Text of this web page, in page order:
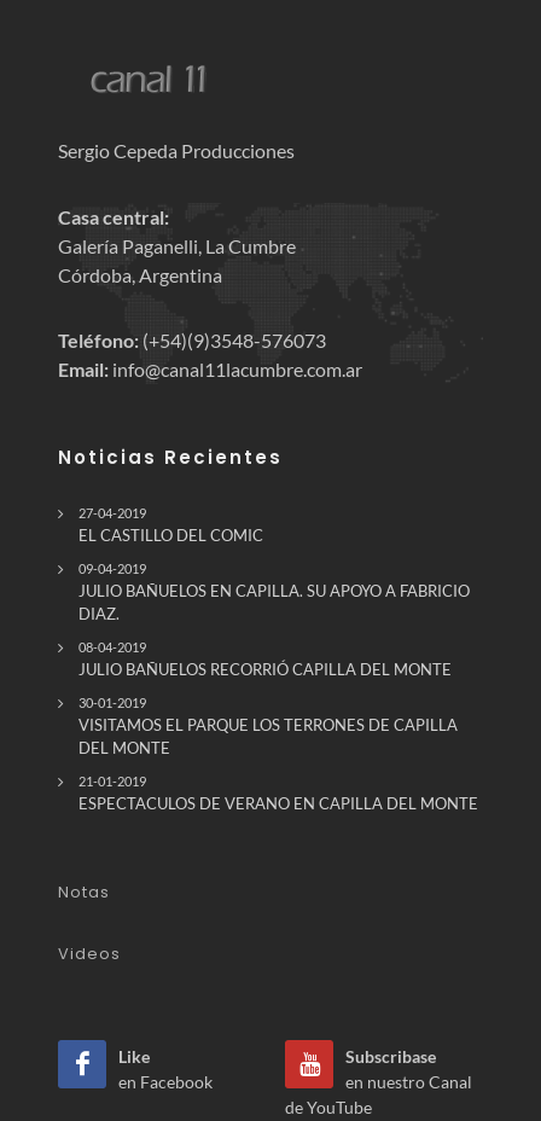
Sergio Cepeda Producciones
Casa central:
Galería Paganelli, La Cumbre
Córdoba, Argentina
Teléfono: (+54)(9)3548-576073
Email: info@canal11lacumbre.com.ar
Noticias Recientes
27-04-2019
EL CASTILLO DEL COMIC
09-04-2019
JULIO BAÑUELOS EN CAPILLA. SU APOYO A FABRICIO
DIAZ.
08-04-2019
JULIO BAÑUELOS RECORRIÓ CAPILLA DEL MONTE
30-01-2019
VISITAMOS EL PARQUE LOS TERRONES DE CAPILLA
DEL MONTE
21-01-2019
ESPECTACULOS DE VERANO EN CAPILLA DEL MONTE
Notas
Videos
Like
en Facebook
Subscribase
en nuestro Canal
de YouTube